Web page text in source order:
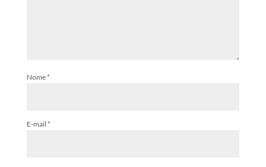
Nome*
E-mail *